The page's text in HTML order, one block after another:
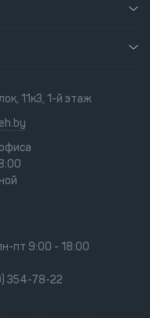
11к3, 1-й этаж
пт 9:00 - 18:00
354-78-22